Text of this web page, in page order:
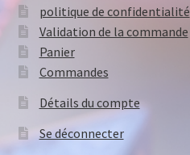
politique de confidentialité
Validation de la commande
Panier
Commandes
Détails du compte
Se déconnecter